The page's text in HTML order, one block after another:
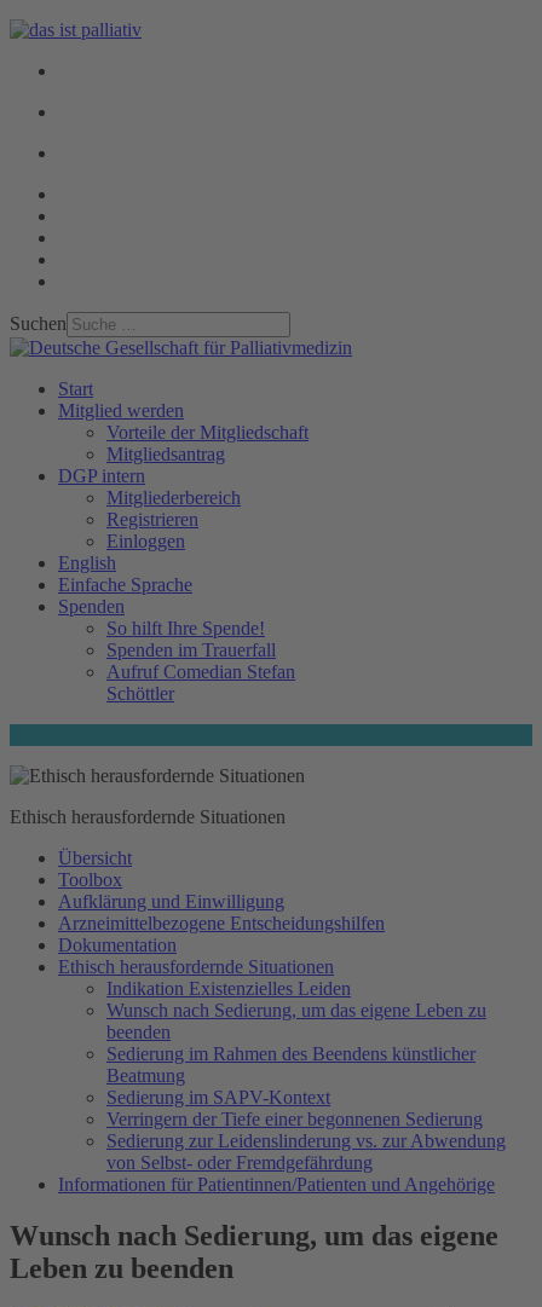
Suchen
Start
Mitglied werden
Vorteile der Mitgliedschaft
Mitgliedsantrag
DGP intern
Mitgliederbereich
Registrieren
Einloggen
English
Einfache Sprache
Spenden
So hilft Ihre Spende!
Spenden im Trauerfall
Aufruf Comedian Stefan
Schöttler
Ethisch herausfordernde Situationen
Übersicht
Toolbox
Aufklärung und Einwilligung
Arzneimittelbezogene Entscheidungshilfen
Dokumentation
Ethisch herausfordernde Situationen
Indikation Existenzielles Leiden
Wunsch nach Sedierung, um das eigene Leben zu
beenden
Sedierung im Rahmen des Beendens künstlicher
Beatmung
Sedierung im SAPV-Kontext
Verringern der Tiefe einer begonnenen Sedierung
Sedierung zur Leidenslinderung vs. zur Abwendung
von Selbst- oder Fremdgefährdung
Informationen für Patientinnen/Patienten und Angehörige
Wunsch nach Sedierung, um das eigene
Leben zu beenden